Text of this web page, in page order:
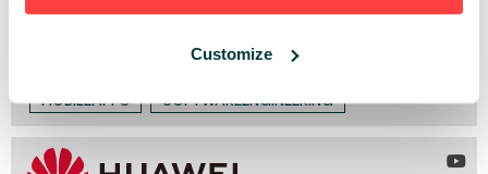
Customize
APPGALLERY & HARMONYOS ON WEARABLES.
11:20 - 12:00, 15TH OF OCTOBER (FRIDAY) 2021/
MOBILEAPPS SOFTWAREENGINEERING